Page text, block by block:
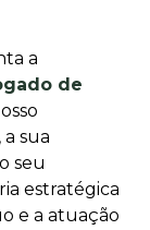
a
de
sua
seu
estratégica
e a atuação